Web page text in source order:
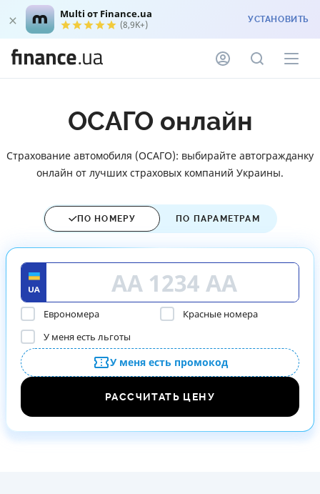
Multi от Finance.ua
(8,9K+) УСТАНОВИТЬ
ОСАГО онлайн
Страхование автомобиля (ОСАГО): выбирайте автогражданку
онлайн от лучших страховых компаний Украины.
ПО НОМЕРУ ПО ПАРАМЕТРАМ
У меня есть промокод
Еврономера
Красные номера
У меня есть льготы
РАССЧИТАТЬ ЦЕНУ